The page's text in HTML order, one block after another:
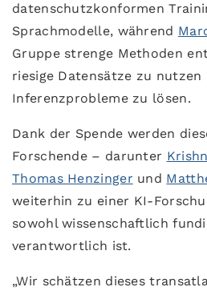
datenschutzkonformen
Sprachmodelle, während
Gruppe strenge Methoden
riesige Datensätze zu nutzen
Inferenzprobleme zu lösen.
Dank der Spende werden
Forschende – darunter
Thomas Henzinger und
weiterhin zu einer KI-
sowohl wissenschaftlich
verantwortlich ist.
„Wir schätzen dieses